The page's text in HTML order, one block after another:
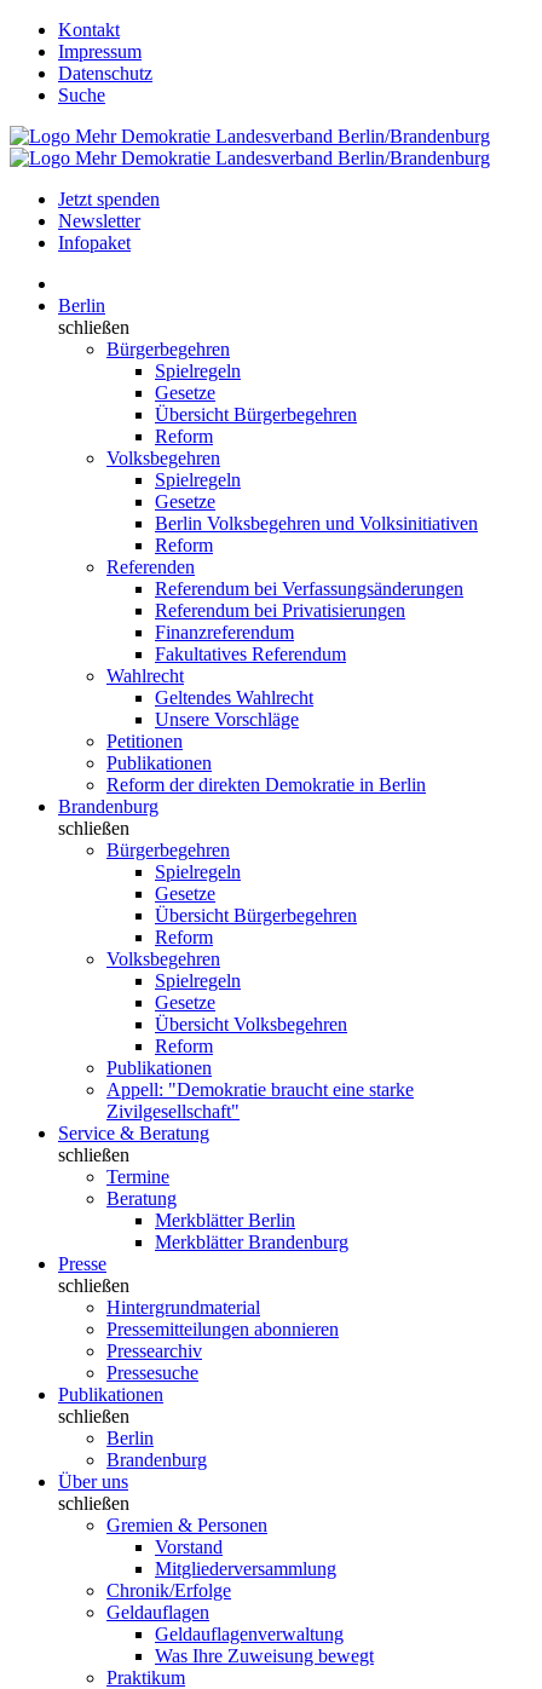
Kontakt
Impressum
Datenschutz
Suche
Jetzt spenden
Newsletter
Infopaket
Berlin
schließen
Bürgerbegehren
Spielregeln
Gesetze
Übersicht Bürgerbegehren
Reform
Volksbegehren
Spielregeln
Gesetze
Berlin Volksbegehren und Volksinitiativen
Reform
Referenden
Referendum bei Verfassungsänderungen
Referendum bei Privatisierungen
Finanzreferendum
Fakultatives Referendum
Wahlrecht
Geltendes Wahlrecht
Unsere Vorschläge
Petitionen
Publikationen
Reform der direkten Demokratie in Berlin
Brandenburg
schließen
Bürgerbegehren
Spielregeln
Gesetze
Übersicht Bürgerbegehren
Reform
Volksbegehren
Spielregeln
Gesetze
Übersicht Volksbegehren
Reform
Publikationen
Appell: "Demokratie braucht eine starke
Zivilgesellschaft"
Service & Beratung
schließen
Termine
Beratung
Merkblätter Berlin
Merkblätter Brandenburg
Presse
schließen
Hintergrundmaterial
Pressemitteilungen abonnieren
Pressearchiv
Pressesuche
Publikationen
schließen
Berlin
Brandenburg
Über uns
schließen
Gremien & Personen
Vorstand
Mitgliederversammlung
Chronik/Erfolge
Geldauflagen
Geldauflagenverwaltung
Was Ihre Zuweisung bewegt
Praktikum